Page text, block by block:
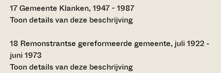
17Gemeente Klanken, 1947 - 1987
Toon details van deze beschrijving
18 Remonstrantse gereformeerde gemeente, juli 1922 -
juni 1973
Toon details van deze beschrijving